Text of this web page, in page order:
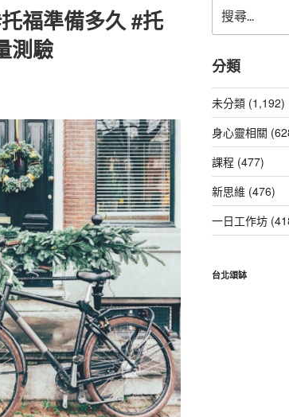
福準備多久 #托
測驗
尋
關
鍵
字:
分類
未分類 (1,192)
身心靈相關
課程 (477)
新思維 (476)
一日工作坊
台北頌缽